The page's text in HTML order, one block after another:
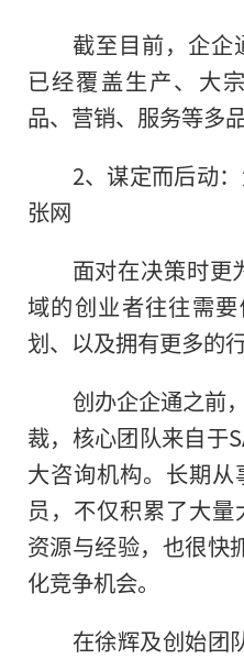
截至目前，企企
已经覆盖生产、大
品、营销、服务等多
2、谋定而后动
张网
面对在决策时更
域的创业者往往需
划、以及拥有更多的
创办企企通之前
裁，核心团队来自于
大咨询机构。长期
员，不仅积累了大
资源与经验，也很快
化竞争机会。
在徐辉及创始团